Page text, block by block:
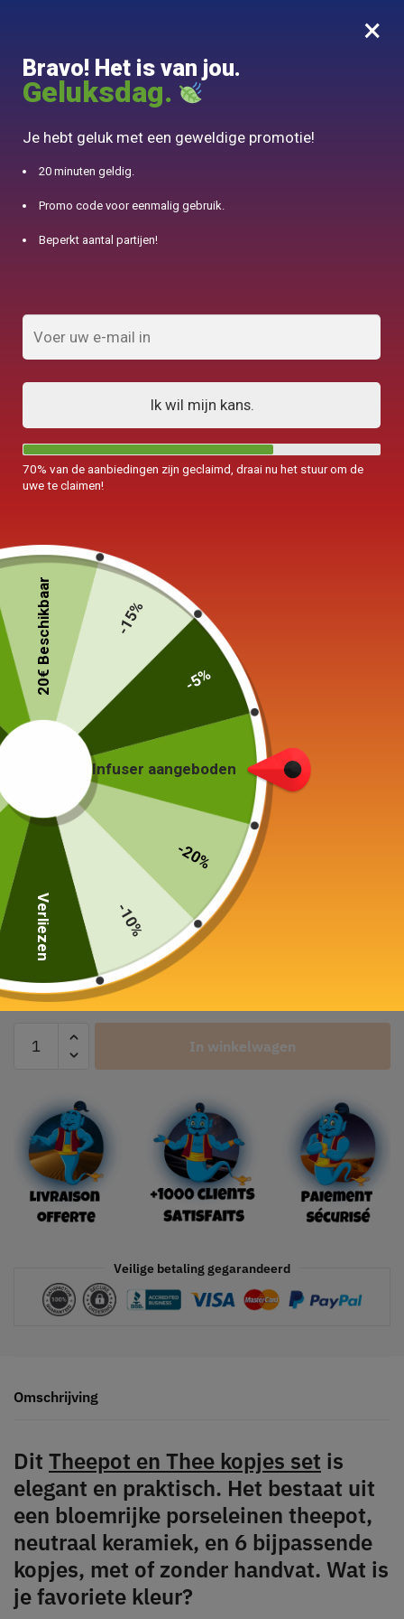
0
10% aangeboden voor 50€ aankopen met DJINN-code10
Thee service 6 kopjes
Porselein 650ml
115,00 €
Kleur
In winkelwagen
Veilige betaling gegarandeerd
Omschrijving
Dit Theepot en Thee kopjes set is
elegant en praktisch. Het bestaat uit
een bloemrijke porseleinen theepot,
neutraal keramiek, en 6 bijpassende
kopjes, met of zonder handvat. Wat is
je favoriete kleur?
×
Bravo! Het is van jou.
Geluksdag.
Je hebt geluk met een geweldige promotie!
20 minuten geldig.
Promo code voor eenmalig gebruik.
Beperkt aantal partijen!
Ik wil mijn kans.
70% van de aanbiedingen zijn geclaimd, draai nu het stuur om de
uwe te claimen!
Infuser aangeboden
-20%
-10%
Verliezen
20€ Beschikbaar -15%
-5%